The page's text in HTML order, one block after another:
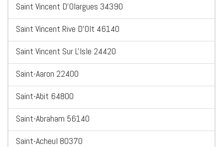
Saint Vincent D'Olargues 34390
Saint Vincent Rive D'Olt 46140
Saint Vincent Sur L'Isle 24420
Saint-Aaron 22400
Saint-Abit 64800
Saint-Abraham 56140
Saint-Acheul 80370